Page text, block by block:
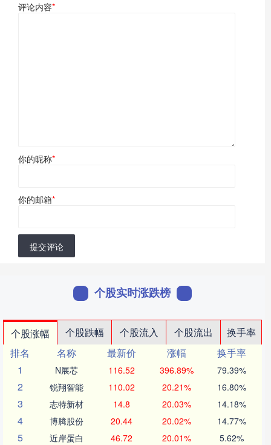
评论内容*
你的昵称*
你的邮箱*
提交评论
个股实时涨跌榜
个股涨幅 个股跌幅 个股流入 个股流出
换手率
排名
名称 最新价 涨幅
换手率
1
N展芯 116.52 396.89% 79.39%
2 锐翔智能 110.02 20.21% 16.80%
3 志特新材 14.8 20.03% 14.18%
4 博腾股份 20.44 20.02% 14.77%
5 近岸蛋白 46.72 20.01% 5.62%